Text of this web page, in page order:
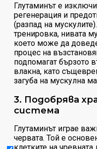
Глутаминът е
регенерация и
(разпад на
тренировка, нивата
което може да
процес на
подпомагат бързото
влакна, като
загуба на мускулна
3. Подобрява
система
Глутаминът играе
червата. Той е